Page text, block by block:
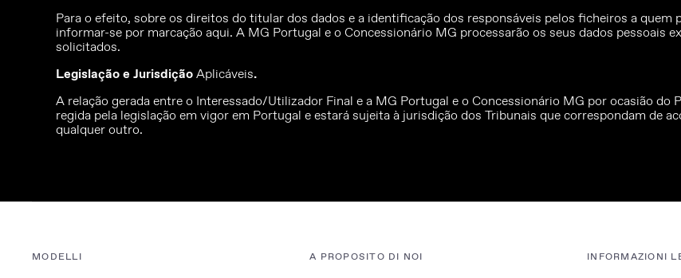
Para o efeito, sobre os direitos do titular dos dados e a identificação dos responsáveis pelos ficheiros a
informar-se por marcação aqui. A MG Portugal e o Concessionário MG processarão os seus dados pessoais
solicitados.
Legislação e JurisdiçãoAplicáveis.
A relação gerada entre o Interessado/Utilizador Final e a MG Portugal e o Concessionário MG por ocasião
regida pela legislação em vigor em Portugal e estará sujeita à jurisdição dos Tribunais que correspondam de
qualquer outro.
MODELLI A PROPOSITO DI NOI INFORMAZIONI